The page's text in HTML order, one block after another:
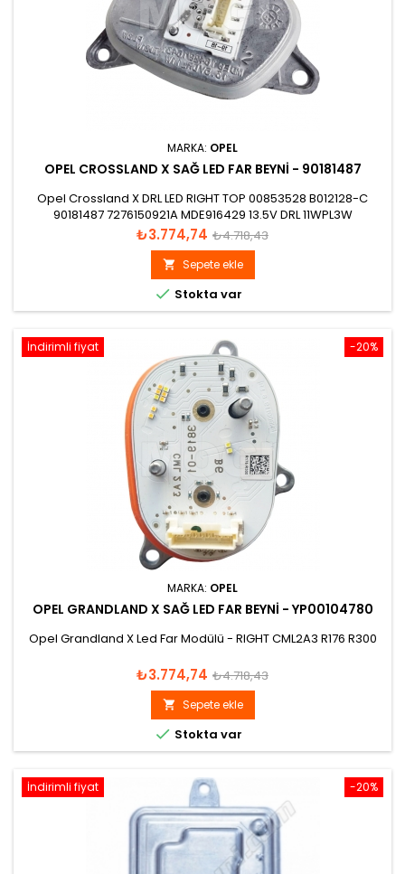
MARKA: OPEL
OPEL CROSSLAND X SAĞ LED FAR BEYNI - 90181487
Opel Crossland X DRL LED RIGHT TOP 00853528 B012128-C
90181487 7276150921A MDE916429 13.5V DRL 11WPL3W
Fiyat
₺3.774,74 Normal
fiyat
₺4.718,43
 Sepete ekle
 Stokta var
-20%
İndirimli fiyat
MARKA: OPEL
OPEL GRANDLAND X SAĞ LED FAR BEYNI - YP00104780
Opel Grandland X Led Far Modülü - RIGHT CML2A3 R176 R300
Fiyat
₺3.774,74 Normal
fiyat
₺4.718,43
 Sepete ekle
 Stokta var
-20%
İndirimli fiyat